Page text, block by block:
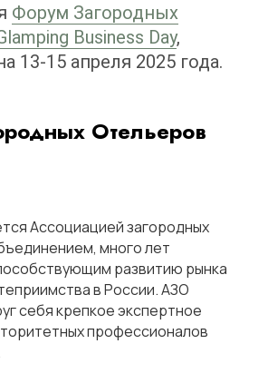
Форум Загородных
Business Day,
13-15 апреля 2025 года.
Отельеров
Ассоциацией загородных
много лет
развитию рынка
в России. АЗО
себя крепкое экспертное
профессионалов